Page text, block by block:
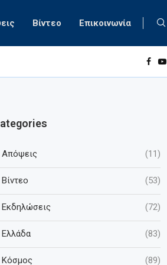
Βίντεο Επικοινωνία
Απόψεις (11)
Βίντεο (53)
Εκδηλώσεις (72)
Ελλάδα (83)
Κόσμος (89)